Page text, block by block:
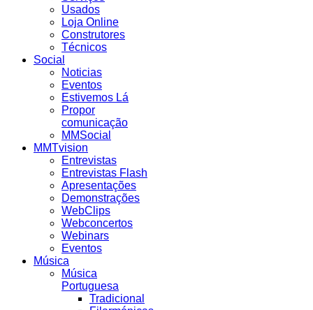
Usados
Loja Online
Construtores
Técnicos
Social
Noticias
Eventos
Estivemos Lá
Propor
comunicação
MMSocial
MMTvision
Entrevistas
Entrevistas Flash
Apresentações
Demonstrações
WebClips
Webconcertos
Webinars
Eventos
Música
Música
Portuguesa
Tradicional